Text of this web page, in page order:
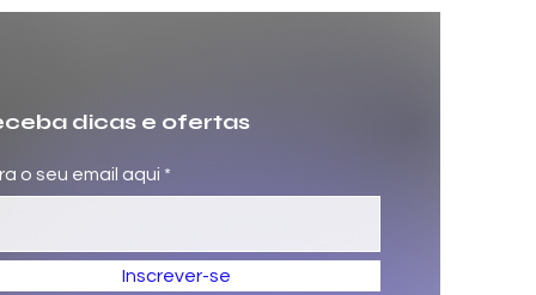
dicas e ofertas
o seu email aqui
Inscrever-se